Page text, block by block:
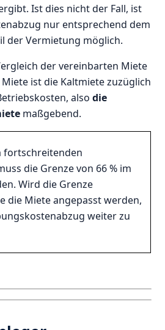
Ist dies nicht der Fall, ist
nur entsprechend dem
der Vermietung möglich.
der vereinbarten Miete
ist die Kaltmiete zuzüglich
alsodie
maßgebend.
fortschreitenden
die Grenze von 66 % im
Wird die Grenze
die Miete angepasst werden,
weiter zu